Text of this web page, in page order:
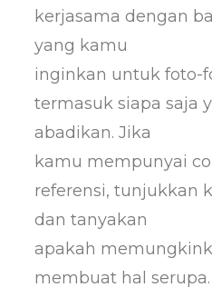
kerjasama dengan
yang kamu
inginkan untuk foto-
termasuk siapa saja
abadikan. Jika
kamu mempunyai
referensi, tunjukkan
dan tanyakan
apakah
membuat hal serupa.